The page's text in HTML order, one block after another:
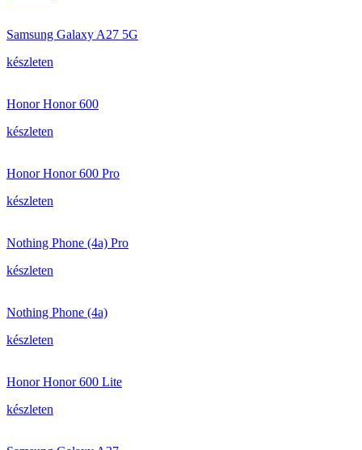
Samsung Galaxy A27 5G
készleten
Honor Honor 600
készleten
Honor Honor 600 Pro
készleten
Nothing Phone (4a) Pro
készleten
Nothing Phone (4a)
készleten
Honor Honor 600 Lite
készleten